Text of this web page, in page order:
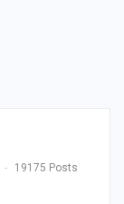
19175 Posts